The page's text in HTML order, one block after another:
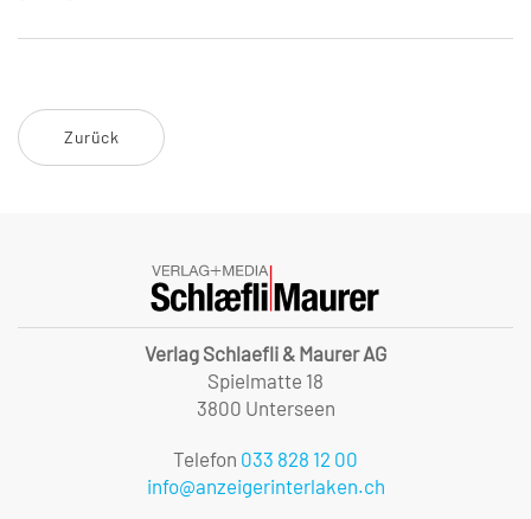
Zurück
Verlag Schlaefli & Maurer AG
Spielmatte 18
3800 Unterseen
Telefon 033 828 12 00
info@anzeigerinterlaken.ch